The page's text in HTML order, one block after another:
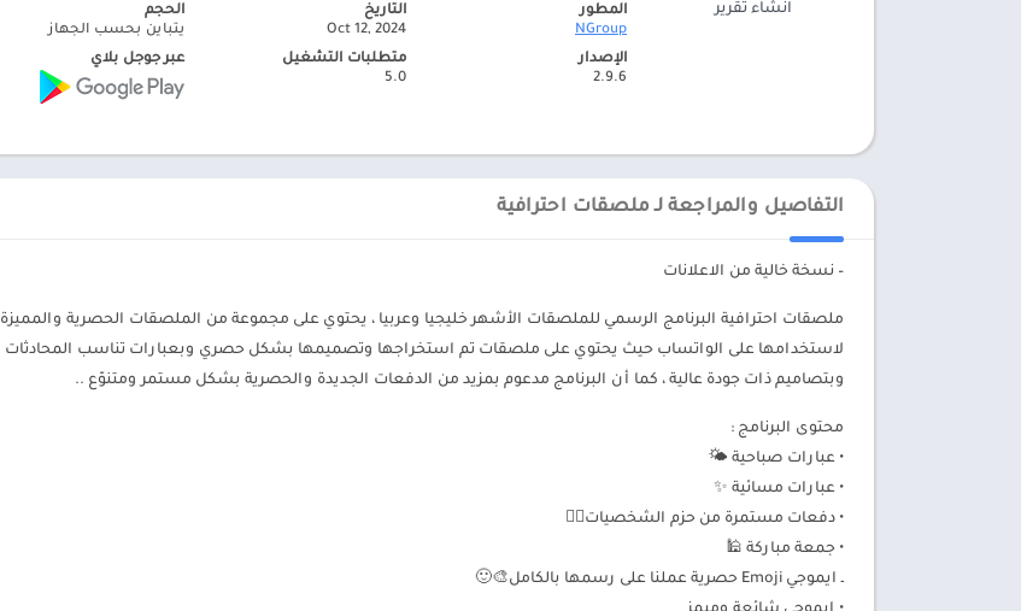
انشاء تقرير
المطور
NGroup‏
التاريخ
Oct 12, 2024
الحجم
يتباين بحسب الجهاز
الإصدار
2.9.6
متطلبات التشغيل
5.0
عبر جوجل بلاي
التفاصيل والمراجعة لـ ملصقات احترافية
– نسخة خالية من الاعلانات
ملصقات احترافية البرنامج الرسمي للملصقات الأشهر خليجيا وعربيا ، يحتوي على مجموعة من الملصقات الحصرية والمميزة
لاستخدامها على الواتساب حيث يحتوي على ملصقات تم استخراجها وتصميمها بشكل حصري وبعبارات تناسب المحادثات
وبتصاميم ذات جودة عالية ، كما أن البرنامج مدعوم بمزيد من الدفعات الجديدة والحصرية بشكل مستمر ومتنوّع ..
محتوى البرنامج :
• عبارات صباحية 🌤️
• عبارات مسائية ✨
• دفعات مستمرة من حزم الشخصيات🙍‍♂️
• جمعة مباركة 🕌
ـ ايموجي Emoji حصرية عملنا على رسمها بالكامل🎨🙂